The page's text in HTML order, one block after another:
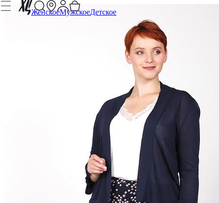
ЖенскоеМужскоеДетское